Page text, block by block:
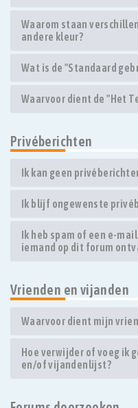
Waarom staan
andere kleur?
Wat is de "Standaard
Waarvoor dient de "Het
Privéberichten
Ik kan geen
Ik blijf ongewenste
Ik heb spam of een e-
iemand op dit forum
Vrienden en vijanden
Waarvoor dient mijn
Hoe verwijder of voeg ik
en/of vijandenlijst?